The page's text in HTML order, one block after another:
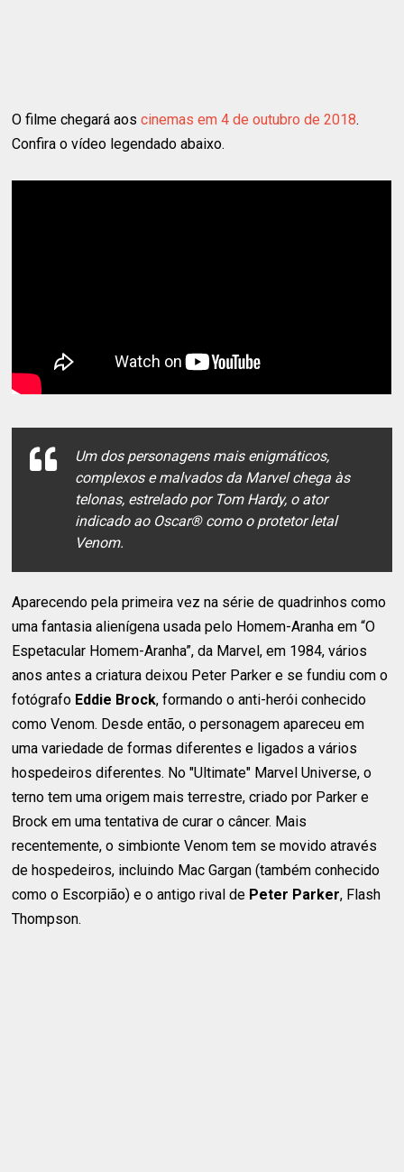
O filme chegará aoscinemas em 4 de outubro de 2018.
Confira o vídeo legendado abaixo.
Um dos personagens mais enigmáticos,
complexos e malvados da Marvel chega às
telonas, estrelado por Tom Hardy, o ator
indicado ao Oscar® como o protetor letal
Venom.
Aparecendo pela primeira vez na série de quadrinhos como
uma fantasia alienígena usada pelo Homem-Aranha em “O
Espetacular Homem-Aranha”, da Marvel, em 1984, vários
anos antes a criatura deixou Peter Parker e se fundiu com o
fotógrafo Eddie Brock, formando o anti-herói conhecido
como Venom. Desde então, o personagem apareceu em
uma variedade de formas diferentes e ligados a vários
hospedeiros diferentes. No "Ultimate" Marvel Universe, o
terno tem uma origem mais terrestre, criado por Parker e
Brock em uma tentativa de curar o câncer. Mais
recentemente, o simbionte Venom tem se movido através
de hospedeiros, incluindo Mac Gargan (também conhecido
como o Escorpião) e o antigo rival de Peter Parker, Flash
Thompson.